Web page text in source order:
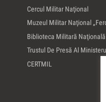
Cercul Militar Naţional
Muzeul Militar Naţional
Biblioteca Militară Naţională
Trustul De Presă Al
CERTMIL